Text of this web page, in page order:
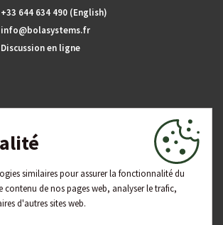
similaires pour assurer la fonctionnalité du
de nos pages web, analyser le trafic,
d'autres sites web.
+33 644 634 490 (English)
info@bolasystems.fr
Discussion en ligne